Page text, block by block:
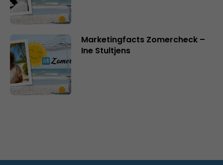
Marketingfacts Zomercheck –
Ine Stultjens